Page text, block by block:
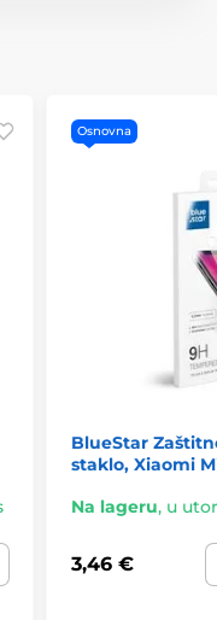
Osnovna
BlueStar
staklo, Xiaomi Mi
Na lageru, u
3,46 €